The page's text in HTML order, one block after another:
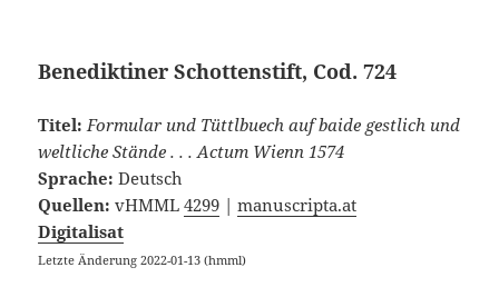
Benediktiner Schottenstift, Cod. 724
Titel:Formular und Tüttlbuech auf baide gestlich und
weltliche Stände . . . Actum Wienn 1574
Sprache:Deutsch
Quellen:vHMML4299 |manuscripta.at
Digitalisat
Letzte Änderung 2022-01-13 (hmml)